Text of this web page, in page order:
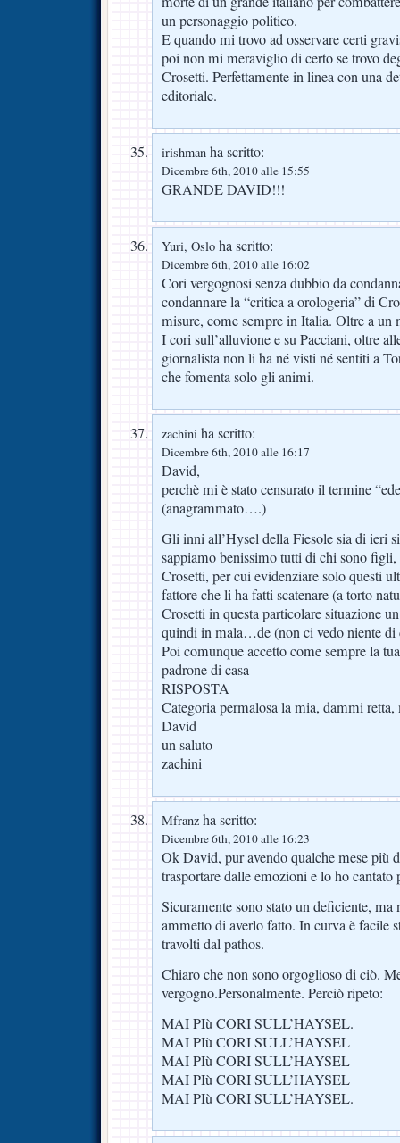
un personaggio politico.
E quando mi trovo ad osservare certi
poi non mi meraviglio di certo se trovo
Crosetti. Perfettamente in linea con una
editoriale.
irishman ha scritto:
Dicembre 6th, 2010 alle 15:55
GRANDE DAVID!!!
Yuri, Oslo ha scritto:
Dicembre 6th, 2010 alle 16:02
Cori vergognosi senza dubbio da
condannare la “critica a orologeria” di
misure, come sempre in Italia. Oltre a un
I cori sull’alluvione e su Pacciani, oltre
giornalista non li ha né visti né sentiti a
che fomenta solo gli animi.
zachini ha scritto:
Dicembre 6th, 2010 alle 16:17
David,
perchè mi è stato censurato il termine
(anagrammato….)
Gli inni all’Hysel della Fiesole sia di ieri
sappiamo benissimo tutti di chi sono
Crosetti, per cui evidenziare solo questi
fattore che li ha fatti scatenare (a torto
Crosetti in questa particolare situazione
quindi in mala…de (non ci vedo niente di
Poi comunque accetto come sempre la
padrone di casa
RISPOSTA
Categoria permalosa la mia, dammi
David
un saluto
zachini
Mfranz ha scritto:
Dicembre 6th, 2010 alle 16:23
Ok David, pur avendo qualche mese più
trasportare dalle emozioni e lo ho cantato
Sicuramente sono stato un deficiente,
ammetto di averlo fatto. In curva è facile
travolti dal pathos.
Chiaro che non sono orgoglioso di ciò.
vergogno.Personalmente. Perciò ripeto:
MAI PIù CORI SULL’HAYSEL.
MAI PIù CORI SULL’HAYSEL
MAI PIù CORI SULL’HAYSEL
MAI PIù CORI SULL’HAYSEL
MAI PIù CORI SULL’HAYSEL.